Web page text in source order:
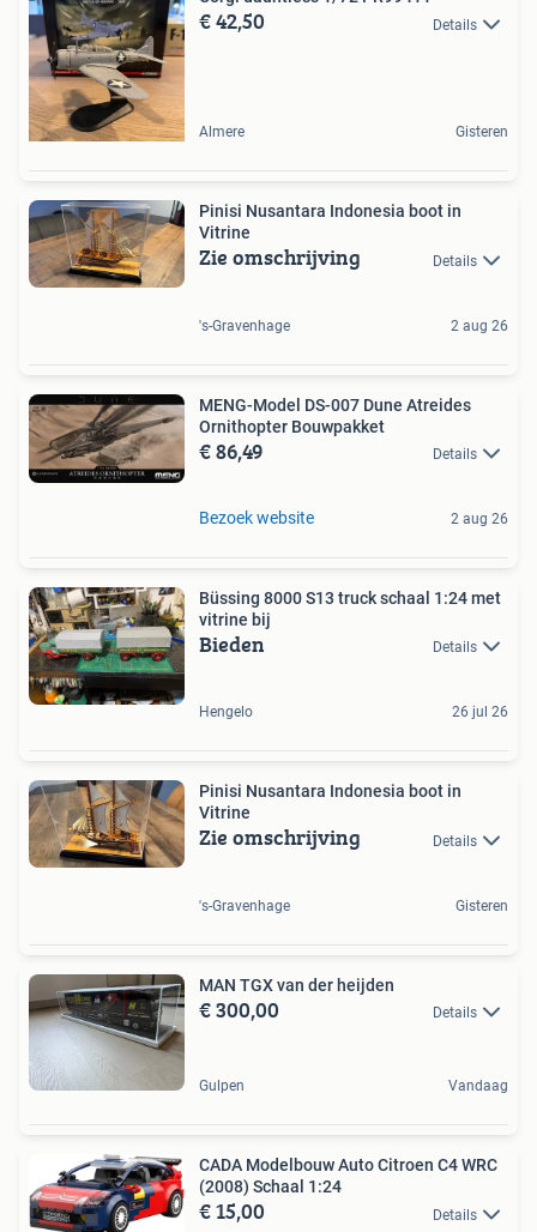
€ 42,50 Details
Almere Gisteren
Pinisi Nusantara Indonesia boot in
Vitrine
Zie omschrijving Details
's-Gravenhage 2 aug 26
MENG-Model DS-007 Dune Atreides
Ornithopter Bouwpakket
€ 86,49 Details
Bezoek website 2 aug 26
Büssing 8000 S13 truck schaal 1:24 met
vitrine bij
Bieden Details
Hengelo 26 jul 26
Pinisi Nusantara Indonesia boot in
Vitrine
Zie omschrijving Details
's-Gravenhage Gisteren
MAN TGX van der heijden
€ 300,00 Details
Gulpen Vandaag
CADA Modelbouw Auto Citroen C4 WRC
(2008) Schaal 1:24
€ 15,00 Details